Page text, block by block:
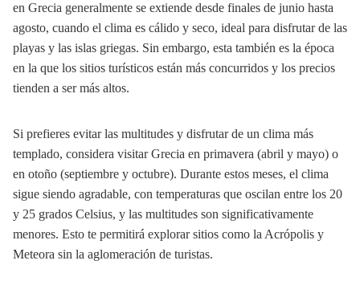
en Grecia generalmente se extiende desde finales de junio hasta
agosto, cuando el clima es cálido y seco, ideal para disfrutar de las
playas y las islas griegas. Sin embargo, esta también es la época
en la que los sitios turísticos están más concurridos y los precios
tienden a ser más altos.
Si prefieres evitar las multitudes y disfrutar de un clima más
templado, considera visitar Grecia en primavera (abril y mayo) o
en otoño (septiembre y octubre). Durante estos meses, el clima
sigue siendo agradable, con temperaturas que oscilan entre los 20
y 25 grados Celsius, y las multitudes son significativamente
menores. Esto te permitirá explorar sitios como la Acrópolis y
Meteora sin la aglomeración de turistas.